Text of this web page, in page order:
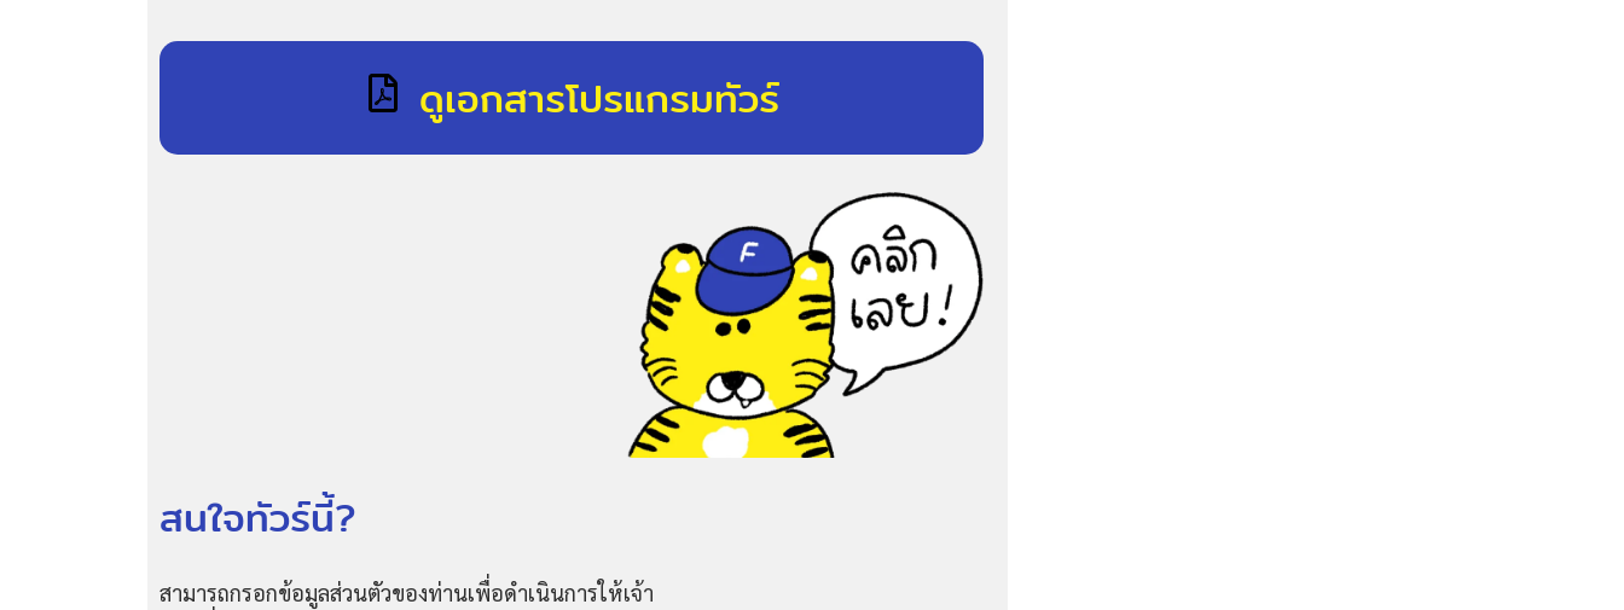
ดูเอกสารโปรแกรมทัวร์
สนใจทัวร์นี้?
สามารถกรอกข้อมูลส่วนตัวของท่านเพื่อดำเนินการให้เจ้า